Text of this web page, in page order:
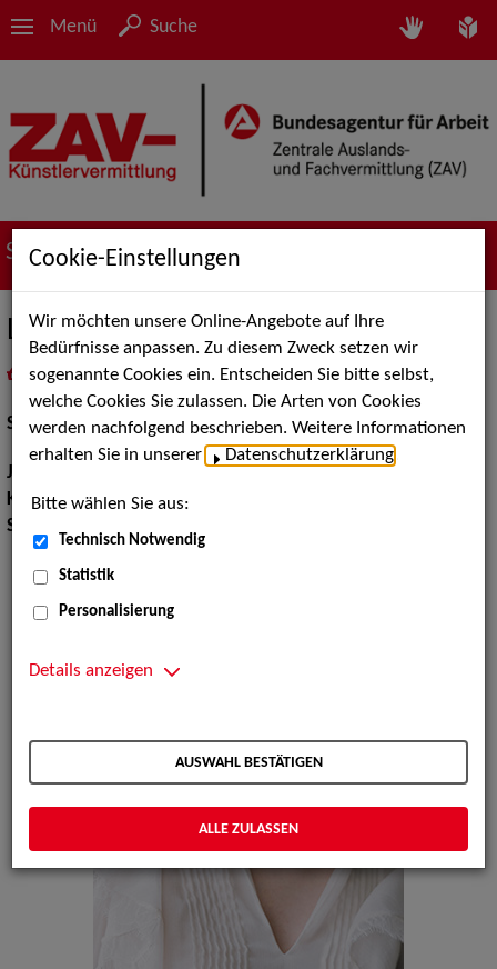
Menü Suche
Suche nach Künstler*innen
Lisa Moskalenko
als PDF speichern
inMeine Merklistelegen
Schauspiel:Bühne
Jahrgang:
Körpergröße:158 cm
Sprachen:
Cookie-Einstellungen
Wir möchten unsere Online-Angebote auf Ihre
Bedürfnisse anpassen. Zu diesem Zweck setzen wir
sogenannte Cookies ein. Entscheiden Sie bitte selbst,
welche Cookies Sie zulassen. Die Arten von Cookies
werden nachfolgend beschrieben. Weitere Informationen
erhalten Sie in unserer
Datenschutzerklärung
Bitte wählen Sie aus:
Technisch Notwendig
Statistik
Personalisierung
Details anzeigen
AUSWAHL BESTÄTIGEN
ALLE ZULASSEN